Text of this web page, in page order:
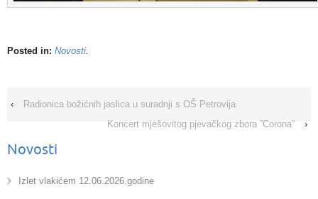
Posted in: Novosti.
‹
Radionica božićnih jaslica u suradnji s OŠ Petrovija
Koncert mješovitog pjevačkog zbora ”Corona”
›
Novosti
Izlet vlakićem 12.06.2026.godine